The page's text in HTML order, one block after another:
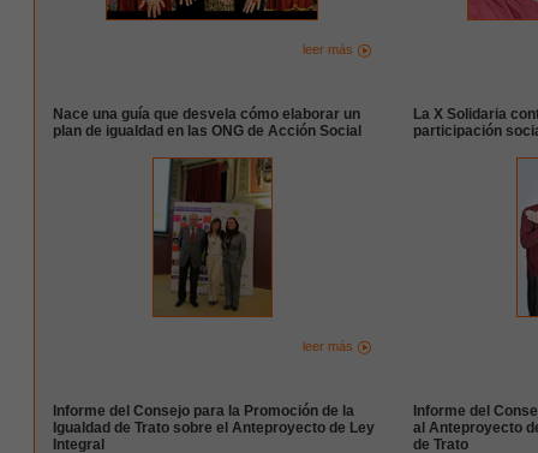
leer más
Nace una guía que desvela cómo elaborar un
plan de igualdad en las ONG de Acción Social
leer más
La X Solidaria
participación
Informe del Consejo para la Promoción de la
Igualdad de Trato sobre el Anteproyecto de Ley
Integral
Informe del
al Anteproyecto
de Trato